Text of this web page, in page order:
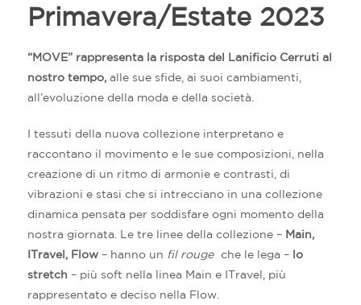
Primavera/Estate 2023
“MOVE” rappresenta la risposta del Lanificio Cerruti al
nostro tempo, alle sue sfide, ai suoi cambiamenti,
all’evoluzione della moda e della società.
I tessuti della nuova collezione interpretano e
raccontano il movimento e le sue composizioni, nella
creazione di un ritmo di armonie e contrasti, di
vibrazioni e stasi che si intrecciano in una collezione
dinamica pensata per soddisfare ogni momento della
nostra giornata. Le tre linee della collezione – Main,
ITravel, Flow – hanno un fil rouge che le lega – lo
stretch – più soft nella linea Main e ITravel, più
rappresentato e deciso nella Flow.